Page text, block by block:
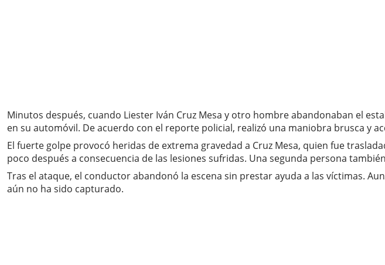
Minutos después, cuando Liester Iván Cruz Mesa y otro hombre abandonaban el
en su automóvil. De acuerdo con el reporte policial, realizó una maniobra brusca y
El fuerte golpe provocó heridas de extrema gravedad a Cruz Mesa, quien fue
poco después a consecuencia de las lesiones sufridas. Una segunda persona
Tras el ataque, el conductor abandonó la escena sin prestar ayuda a las víctimas.
aún no ha sido capturado.